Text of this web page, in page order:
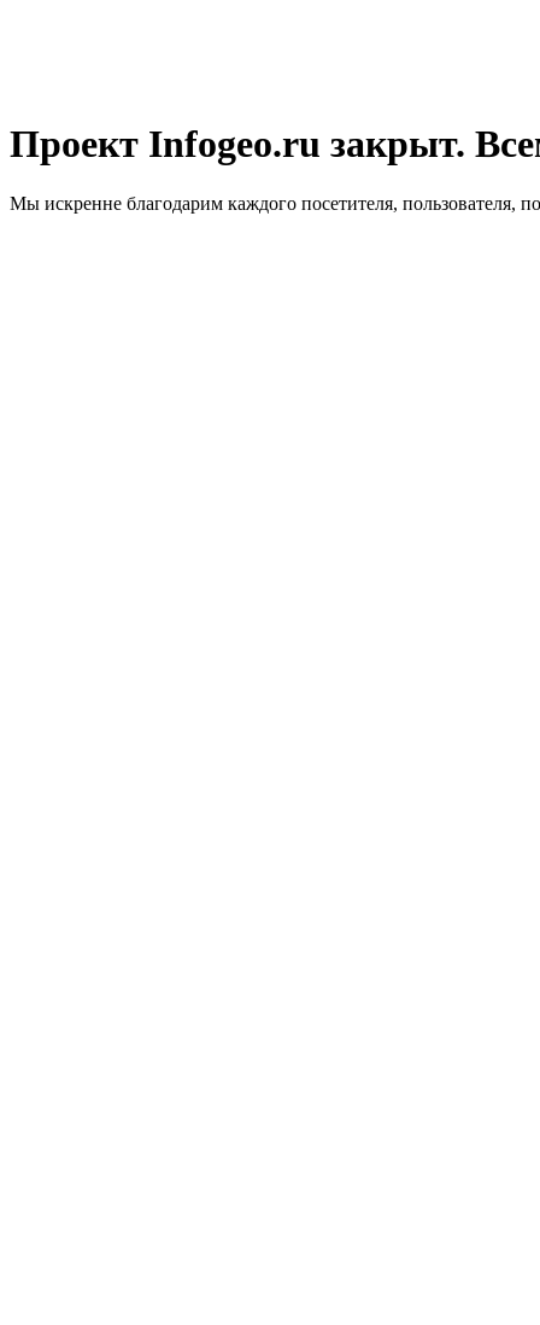
Проект Infogeo.ru закрыт.
Мы искренне благодарим каждого посетителя, пользователя,